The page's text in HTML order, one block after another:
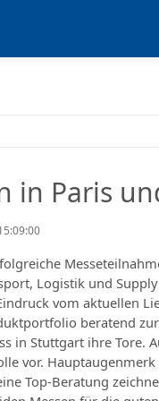
in Paris
Logistik und
vom aktuellen
beratend
Stuttgart ihre Tore.
vor.
Top-Beratung